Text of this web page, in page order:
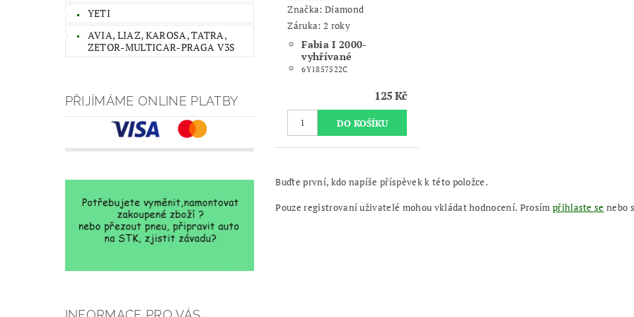
YETI
AVIA, LIAZ, KAROSA, TATRA,
ZETOR-MULTICAR-PRAGA V3S
PŘIJÍMÁME ONLINE PLATBY
Značka: Diamond
Záruka: 2 roky
Fabia I 2000-
vyhřívané
6Y1857522C
125 Kč
Buďte první, kdo napíše příspěvek k této položce.
Pouze registrovaní uživatelé mohou vkládat hodnocení. Prosím přihlaste se nebo